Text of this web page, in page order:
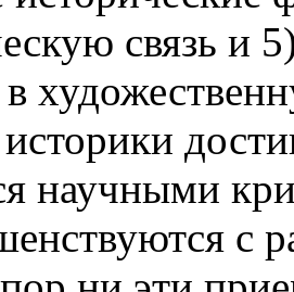
связь и
научными
с